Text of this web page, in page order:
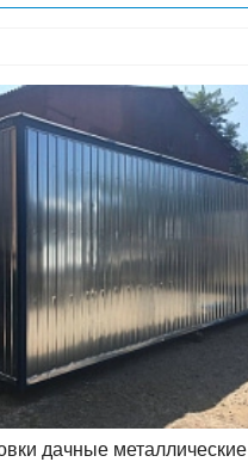
дачные металлические